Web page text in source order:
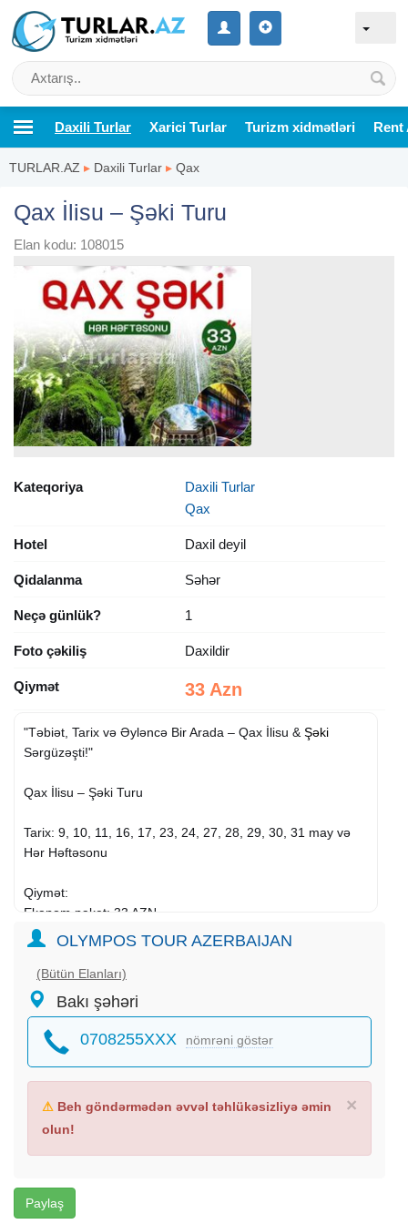
Daxili Turlar Xarici Turlar Turizm xidmətləri Rent
TURLAR.AZ ▸ Daxili Turlar ▸ Qax
Qax İlisu – Şəki Turu
Elan kodu: 108015
Kateqoriya
Daxili Turlar
Qax
Hotel Daxil deyil
Qidalanma Səhər
Neçə günlük? 1
Foto çəkiliş Daxildir
Qiymət 33 Azn
"Təbiət, Tarix və Əyləncə Bir Arada – Qax İlisu & Şəki
Sərgüzəşti!"
Qax İlisu – Şəki Turu
Tarix: 9, 10, 11, 16, 17, 23, 24, 27, 28, 29, 30, 31 may və
Hər Həftəsonu
Qiymət:
Ekanom paket: 33 AZN
Standart paket: 38 AZN
————————————
Qiymətə daxildir:
Nəqliyyat xidməti
Ekskursiyalar
Səhər yeməyi (Standart paketdə)
Çay Süfrəsi
Tur rəhbəri
Turun aktiv iştirakçısına növbəti tura 25% endirim!
————————————
Ekskursiyalar:
Ulu Körpü
Sumuq Qala
OLYMPOS TOUR AZERBAIJAN
(Bütün Elanları)
Bakı şəhəri
0708255XXX nömrəni göstər
×
⚠ Beh göndərmədən əvvəl təhlükəsizliyə əmin
olun!
Paylaş